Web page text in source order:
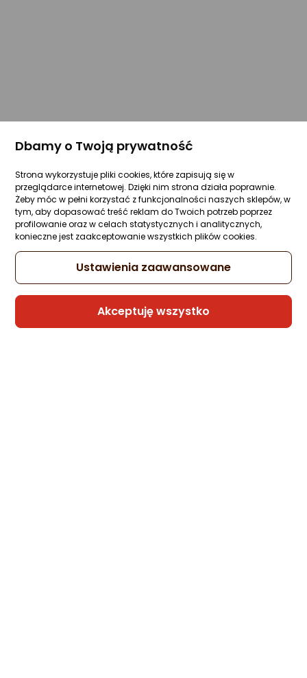
Dbamy o Twoją prywatność
Strona wykorzystuje pliki cookies, które zapisują się w
przeglądarce internetowej. Dzięki nim strona działa poprawnie.
Żeby móc w pełni korzystać z funkcjonalności naszych sklepów, w
tym, aby dopasować treść reklam do Twoich potrzeb poprzez
profilowanie oraz w celach statystycznych i analitycznych,
konieczne jest zaakceptowanie wszystkich plików cookies.
Ustawienia zaawansowane
Akceptuję wszystko